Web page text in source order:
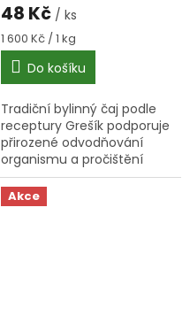
48 Kč / ks
Měrná
cena:
1 600 Kč / 1 kg
Do košíku
Tradiční bylinný čaj podle
receptury Grešík podporuje
přirozené odvodňování
organismu a pročištění
oběhové soustavy. Směs 9
vybraných bylin v
praktických sáčcích.
Akce